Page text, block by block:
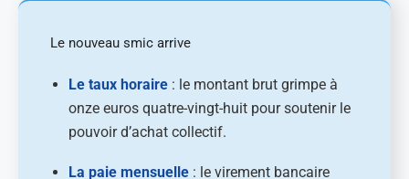
Le nouveau smic arrive
Le taux horaire : le montant brut grimpe à
onze euros quatre-vingt-huit pour soutenir le
pouvoir d’achat collectif.
La paie mensuelle : le virement bancaire